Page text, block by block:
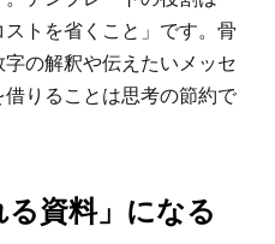
ストを省くこと」です。骨
の解釈や伝えたいメッセ
りることは思考の節約で
資料」になる